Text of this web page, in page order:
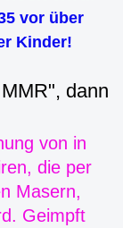
vor über
Kinder!
dann
von in
die per
Masern,
Geimpft